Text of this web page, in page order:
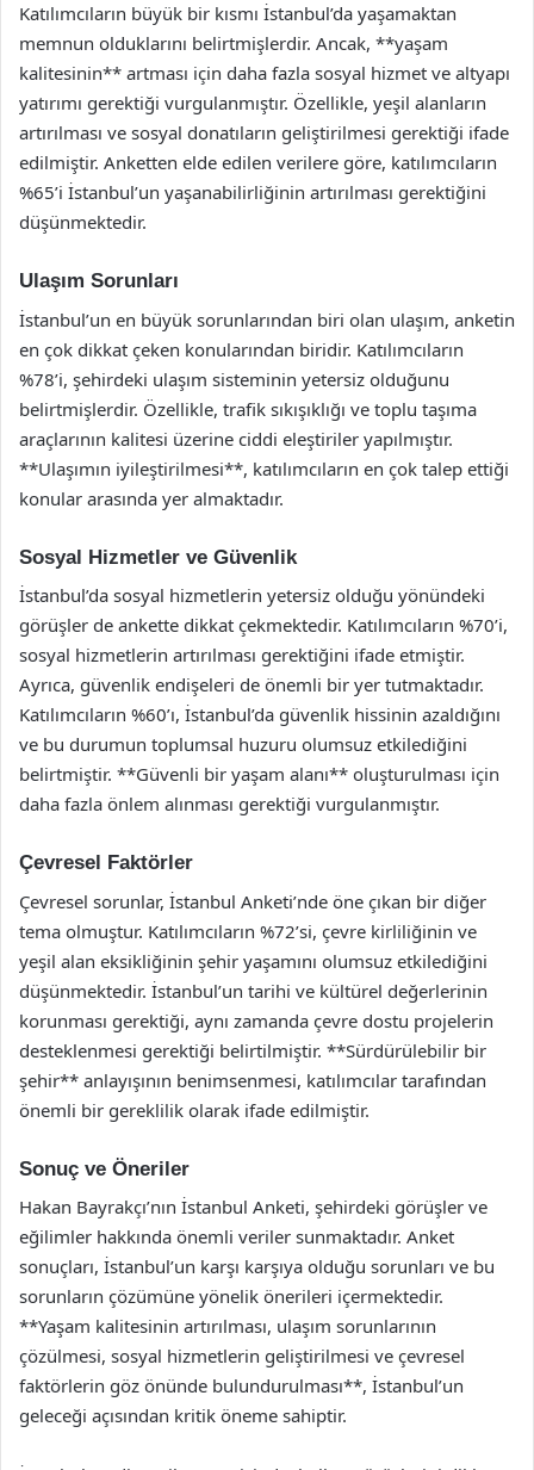
Katılımcıların büyük bir kısmı İstanbul’da yaşamaktan
memnun olduklarını belirtmişlerdir. Ancak, **yaşam
kalitesinin** artması için daha fazla sosyal hizmet ve altyapı
yatırımı gerektiği vurgulanmıştır. Özellikle, yeşil alanların
artırılması ve sosyal donatıların geliştirilmesi gerektiği ifade
edilmiştir. Anketten elde edilen verilere göre, katılımcıların
%65’i İstanbul’un yaşanabilirliğinin artırılması gerektiğini
düşünmektedir.
Ulaşım Sorunları
İstanbul’un en büyük sorunlarından biri olan ulaşım, anketin
en çok dikkat çeken konularından biridir. Katılımcıların
%78’i, şehirdeki ulaşım sisteminin yetersiz olduğunu
belirtmişlerdir. Özellikle, trafik sıkışıklığı ve toplu taşıma
araçlarının kalitesi üzerine ciddi eleştiriler yapılmıştır.
**Ulaşımın iyileştirilmesi**, katılımcıların en çok talep ettiği
konular arasında yer almaktadır.
Sosyal Hizmetler ve Güvenlik
İstanbul’da sosyal hizmetlerin yetersiz olduğu yönündeki
görüşler de ankette dikkat çekmektedir. Katılımcıların %70’i,
sosyal hizmetlerin artırılması gerektiğini ifade etmiştir.
Ayrıca, güvenlik endişeleri de önemli bir yer tutmaktadır.
Katılımcıların %60’ı, İstanbul’da güvenlik hissinin azaldığını
ve bu durumun toplumsal huzuru olumsuz etkilediğini
belirtmiştir. **Güvenli bir yaşam alanı** oluşturulması için
daha fazla önlem alınması gerektiği vurgulanmıştır.
Çevresel Faktörler
Çevresel sorunlar, İstanbul Anketi’nde öne çıkan bir diğer
tema olmuştur. Katılımcıların %72’si, çevre kirliliğinin ve
yeşil alan eksikliğinin şehir yaşamını olumsuz etkilediğini
düşünmektedir. İstanbul’un tarihi ve kültürel değerlerinin
korunması gerektiği, aynı zamanda çevre dostu projelerin
desteklenmesi gerektiği belirtilmiştir. **Sürdürülebilir bir
şehir** anlayışının benimsenmesi, katılımcılar tarafından
önemli bir gereklilik olarak ifade edilmiştir.
Sonuç ve Öneriler
Hakan Bayrakçı’nın İstanbul Anketi, şehirdeki görüşler ve
eğilimler hakkında önemli veriler sunmaktadır. Anket
sonuçları, İstanbul’un karşı karşıya olduğu sorunları ve bu
sorunların çözümüne yönelik önerileri içermektedir.
**Yaşam kalitesinin artırılması, ulaşım sorunlarının
çözülmesi, sosyal hizmetlerin geliştirilmesi ve çevresel
faktörlerin göz önünde bulundurulması**, İstanbul’un
geleceği açısından kritik öneme sahiptir.